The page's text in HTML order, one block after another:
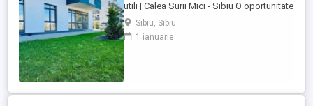
utili | Calea Surii Mici - Sibiu O oportunitate
excelentă de investiție: spațiu comercial
disponibil la un preț competitiv de doar
1.250 €/mp, amplasat într-o zonă cu
Sibiu, Sibiu
1 ianuarie